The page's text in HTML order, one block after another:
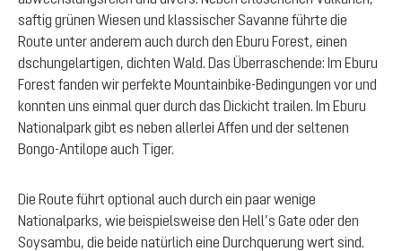
saftig grünen Wiesen und klassischer Savanne führte die
Route unter anderem auch durch den Eburu Forest, einen
dschungelartigen, dichten Wald. Das Überraschende: Im Eburu
Forest fanden wir perfekte Mountainbike-Bedingungen vor und
konnten uns einmal quer durch das Dickicht trailen. Im Eburu
Nationalpark gibt es neben allerlei Affen und der seltenen
Bongo-Antilope auch Tiger.
Die Route führt optional auch durch ein paar wenige
Nationalparks, wie beispielsweise den Hell’s Gate oder den
Soysambu, die beide natürlich eine Durchquerung wert sind.